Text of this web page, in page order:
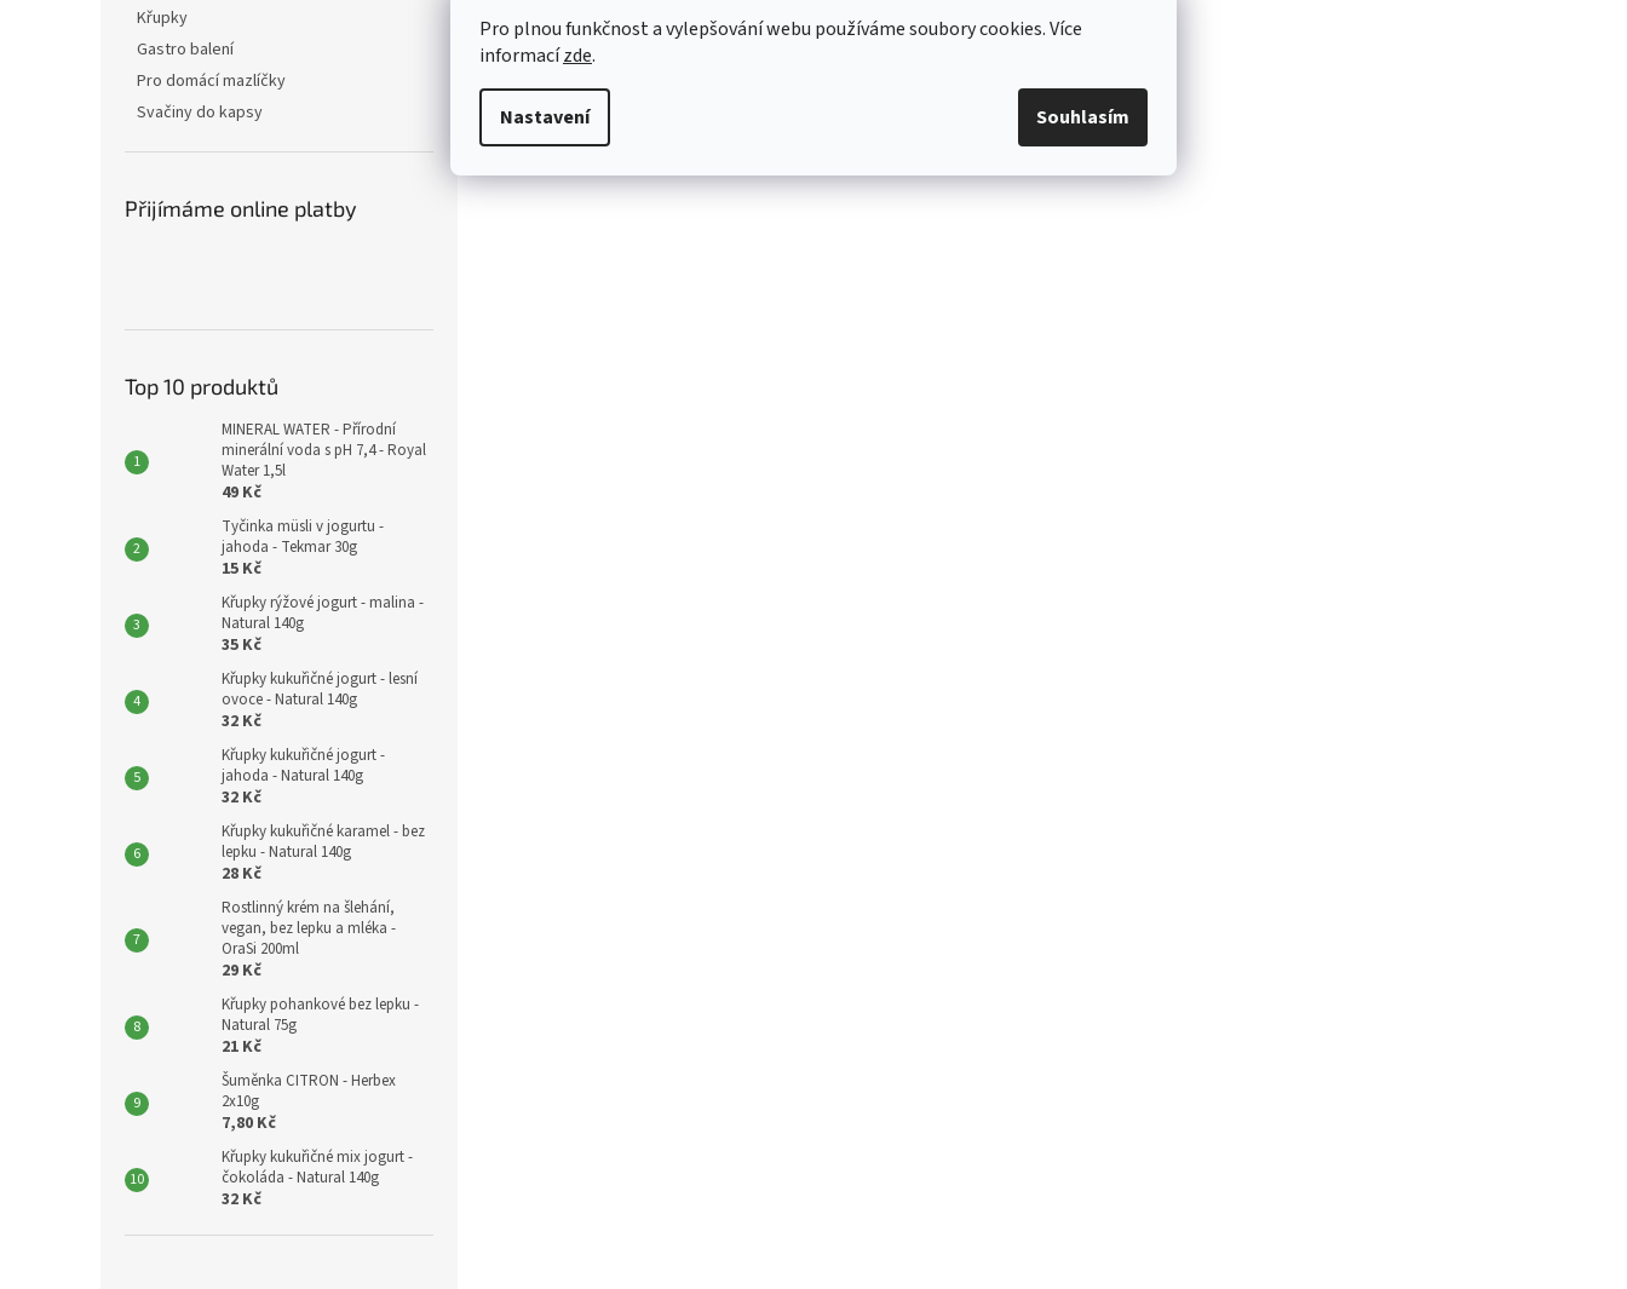
Pro plnou funkčnost a vylepšování webu používáme soubory cookies. Více
informacízde.
Nastavení Souhlasím
Křupky
Gastro balení
Pro domácí mazlíčky
Svačiny do kapsy
Přijímáme online platby
Top 10 produktů
MINERAL WATER - Přírodní
minerální voda s pH 7,4 - Royal
Water 1,5l
49 Kč
Tyčinka müsli v jogurtu -
jahoda - Tekmar 30g
15 Kč
Křupky rýžové jogurt - malina -
Natural 140g
35 Kč
Křupky kukuřičné jogurt - lesní
ovoce - Natural 140g
32 Kč
Křupky kukuřičné jogurt -
jahoda - Natural 140g
32 Kč
Křupky kukuřičné karamel - bez
lepku - Natural 140g
28 Kč
Rostlinný krém na šlehání,
vegan, bez lepku a mléka -
OraSi 200ml
29 Kč
Křupky pohankové bez lepku -
Natural 75g
21 Kč
Šuměnka CITRON - Herbex
2x10g
7,80 Kč
Křupky kukuřičné mix jogurt -
čokoláda - Natural 140g
32 Kč